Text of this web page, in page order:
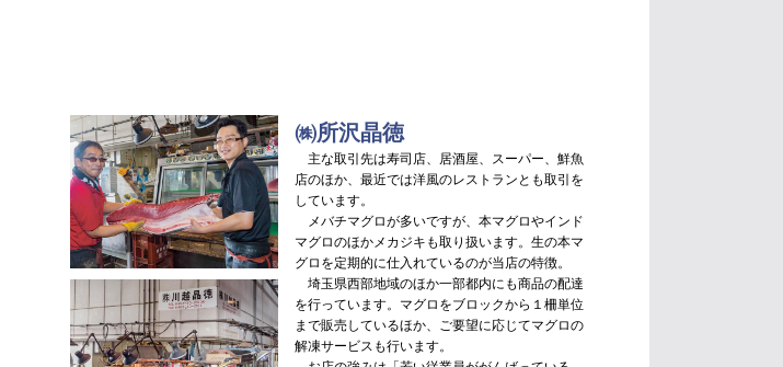
㈱所沢晶徳
主な取引先は寿司店、居酒屋、スーパー、鮮魚
店のほか、最近では洋風のレストランとも取引を
しています。
メバチマグロが多いですが、本マグロやインド
マグロのほかメカジキも取り扱います。生の本マ
グロを定期的に仕入れているのが当店の特徴。
埼玉県西部地域のほか一部都内にも商品の配達
を行っています。マグロをブロックから１柵単位
まで販売しているほか、ご要望に応じてマグロの
解凍サービスも行います。